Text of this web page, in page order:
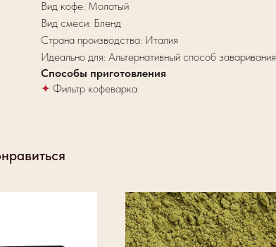
Вид кофе: Молотый
Вид смеси: Бленд
Страна производства: Италия
Идеально для: Альтернативный способ заваривания
Способы приготовления
✦ Фильтр кофеварка